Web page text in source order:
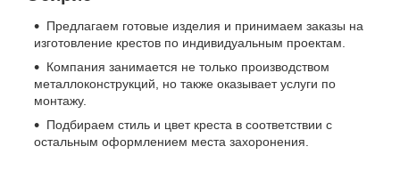
Предлагаем готовые изделия и принимаем заказы на
изготовление крестов по индивидуальным проектам.
Компания занимается не только производством
металлоконструкций, но также оказывает услуги по
монтажу.
Подбираем стиль и цвет креста в соответствии с
остальным оформлением места захоронения.